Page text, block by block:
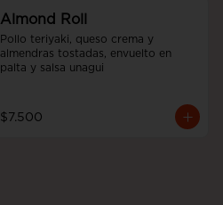
Almond Roll
Pollo teriyaki, queso crema y
almendras tostadas, envuelto en
palta y salsa unagui
$7.500